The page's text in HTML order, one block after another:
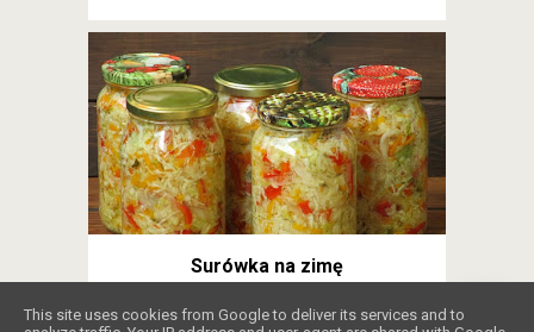
Surówka na zimę
This site uses cookies from Google to deliver its services and to